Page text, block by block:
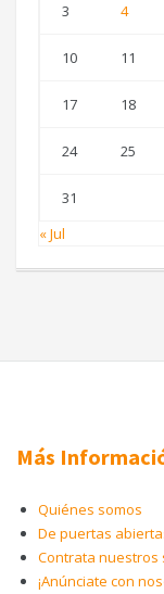
3 4
10 11
17 18
24 25
31
« Jul
Más
Quiénes somos
De puertas
Contrata nuestros
¡Anúnciate con